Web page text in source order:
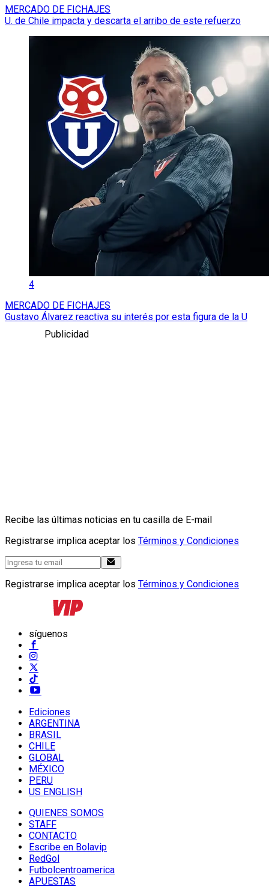
MERCADO DE FICHAJES
U. de Chile impacta y descarta el arribo de este refuerzo
4
MERCADO DE FICHAJES
Gustavo Álvarez reactiva su interés por esta figura de la U
Publicidad
Recibe las últimas noticias en tu casilla de E-mail
Registrarse implica aceptar los Términos y Condiciones
Registrarse implica aceptar los Términos y Condiciones
síguenos
Ediciones
ARGENTINA
BRASIL
CHILE
GLOBAL
MÉXICO
PERU
US ENGLISH
QUIENES SOMOS
STAFF
CONTACTO
Escribe en Bolavip
RedGol
Futbolcentroamerica
APUESTAS